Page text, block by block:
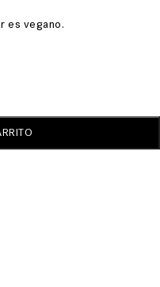
es vegano.